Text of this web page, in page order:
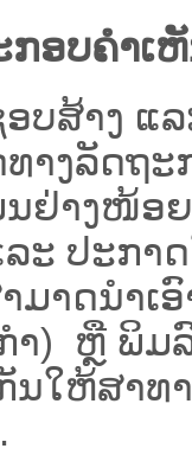
ກອບຄຳເ
ສ້າງ ແລ
າງລັດຖະ
ຢ່າງໜ້ອ
ະ ປະກາ
າດນຳເ
ຳ) ຫຼື ພິມ
ນໃຫ້ສາທ